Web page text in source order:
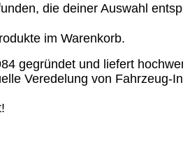
im Warenkorb.
die deiner Auswahl
gegründet und liefert
Veredelung von Fahrzeug-